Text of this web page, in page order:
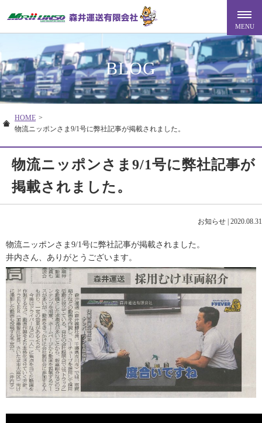
BLOG
HOME >
物流ニッポンさま9/1号に弊社記事が掲載されました。
物流ニッポンさま9/1号に弊社記事が
掲載されました。
お知らせ 2020.08.31
物流ニッポンさま9/1号に弊社記事が掲載されました。
井内さん、ありがとうございます。